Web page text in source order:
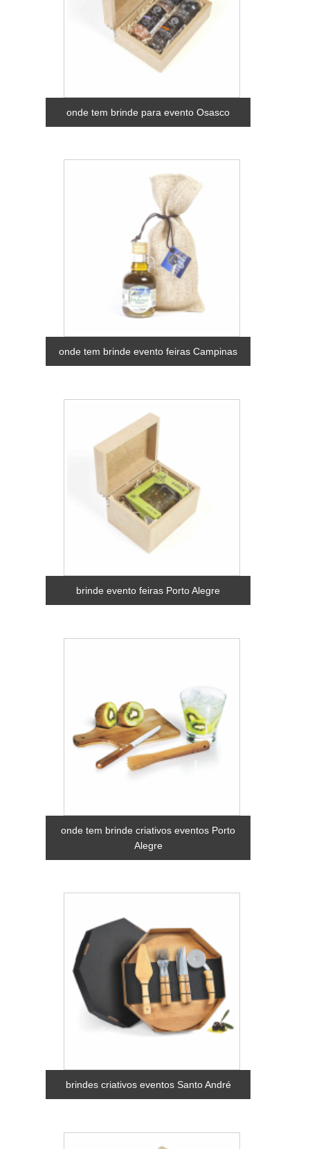
onde tem brinde para evento Osasco
onde tem brinde evento feiras Campinas
brinde evento feiras Porto Alegre
onde tem brinde criativos eventos Porto
Alegre
brindes criativos eventos Santo André